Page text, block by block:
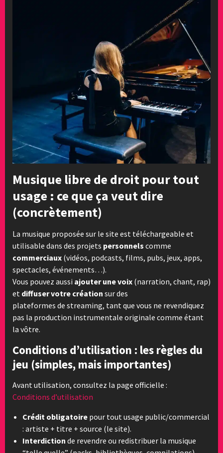
Musique libre de droit pour tout
usage : ce que ça veut dire
(concrètement)
La musique proposée sur le site est téléchargeable et
utilisable dans des projets personnels comme
commerciaux (vidéos, podcasts, films, pubs, jeux, apps,
spectacles, événements…).
Vous pouvez aussi ajouter une voix (narration, chant, rap)
et diffuser votre création sur des
plateformes de streaming, tant que vous ne revendiquez
pas la production instrumentale originale comme étant
la vôtre.
Conditions d’utilisation : les règles du
jeu (simples, mais importantes)
Avant utilisation, consultez la page officielle :
Conditions d’utilisation
Crédit obligatoire pour tout usage public/commercial
: artiste + titre + source (le site).
Interdiction de revendre ou redistribuer la musique